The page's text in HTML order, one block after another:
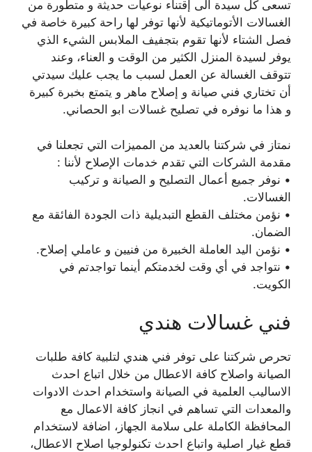
تسعى كل سيدة الى إقتناء نوعيات حديثة و متطورة من
الغسالات الأتوماتيكية لأنها توفر لها راحة كبيرة خاصة في
فصل الشتاء لأنها تقوم بتجفيف الملابس الشيء الذي
يوفر لسيدة المنزل الكثير من الوقت و العناء، وعند
تتوقف الغسالة عن العمل لسبب ما يجب عليك سيدتي
أن تختاري فني صيانة و إصلاح ماهر و يتمتع بخبرة كبيرة
و هذا ما نوفره في تصليح غسالات ابو الحصاني.
نمتاز في شركتنا بالعديد من المميزات التي تجعلنا في
مقدمة الشركات التي تقدم خدمات الإصلاح لأننا :
• نوفر جميع أعمال التصليح و الصيانة و تركيب
الغسالات.
• نؤمن مختلف القطع التبديلية ذات الجودة الفائقة مع
الضمان.
• نؤمن اليد العاملة الخبيرة من فنيين و عاملي إصلاح.
• نتواجد في أي وقت لخدمتكم أينما تواجدتم في
الكويت.
فني غسالات هندي
تحرص شركتنا على توفر فني هندي لتلبية كافة طلبات
الصيانة واصلاح كافة الاعطال من خلال اتباع احدث
الاساليب العلمية في الصيانة واستخدام احدث الادوات
والمعدات التي تساهم في انجاز كافة الاعمال مع
المحافظة الكاملة على سلامة الجهاز، اضافة لاستخدام
قطع غيار اصلية واتباع احدث تكنولوجيا اصلاح الاعطال،